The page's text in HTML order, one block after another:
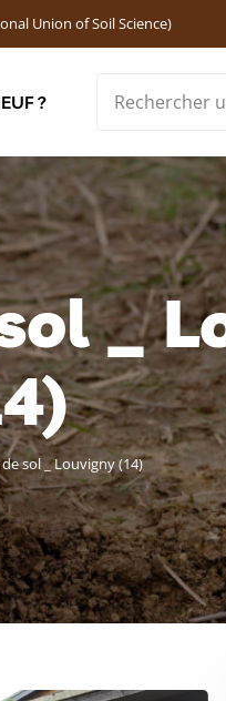
Union of Soil Science)
?
_
sol _ Louvigny (14)